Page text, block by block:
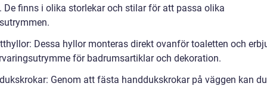
De finns i olika storlekar och stilar för att passa olika
Dessa hyllor monteras direkt ovanför toaletten och
för badrumsartiklar och dekoration.
Genom att fästa handdukskrokar på väggen kan